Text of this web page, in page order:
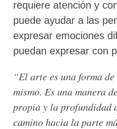
requiere atención y
puede ayudar a las
expresar emociones
puedan expresar con
“El arte es una forma
mismo. Es una manera
propia y la profundidad
camino hacia la parte